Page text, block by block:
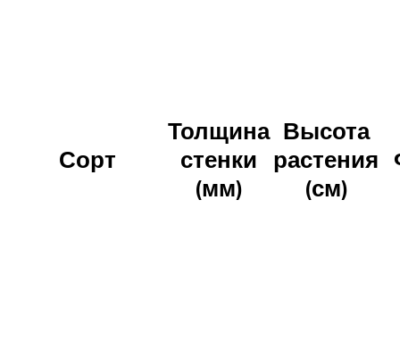
Сорт
Толщина
стенки
(мм)
Высота
растения
(см)